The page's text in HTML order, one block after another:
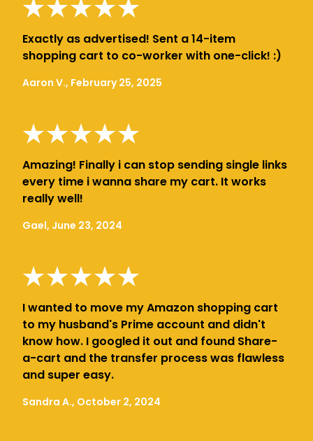
Exactly as advertised! Sent a 14-item
shopping cart to co-worker with one-click! :)
Aaron V., February 25, 2025
Amazing! Finally i can stop sending single links
every time i wanna share my cart. It works
really well!
Gael, June 23, 2024
I wanted to move my Amazon shopping cart
to my husband's Prime account and didn't
know how. I googled it out and found Share-
a-cart and the transfer process was flawless
and super easy.
Sandra A., October 2, 2024